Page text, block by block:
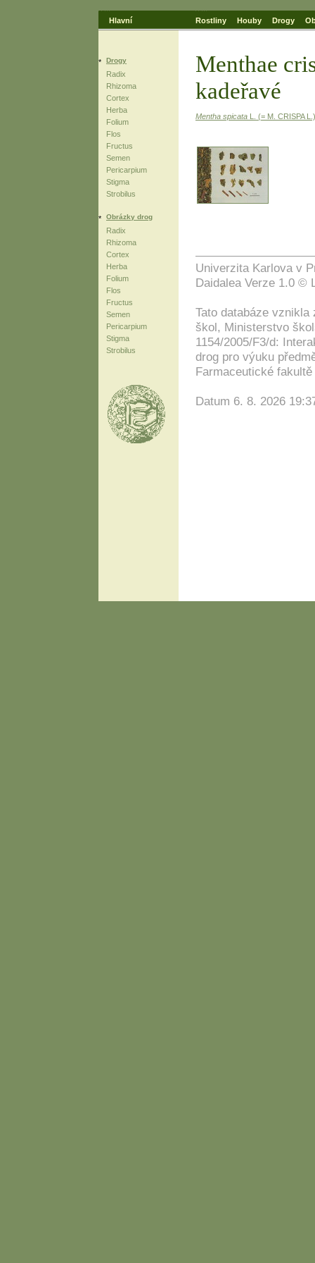
Hlavní Rostliny Houby Drogy
Drogy
Radix
Rhizoma
Cortex
Herba
Folium
Flos
Fructus
Semen
Pericarpium
Stigma
Strobilus
Obrázky drog
Radix
Rhizoma
Cortex
Herba
Folium
Flos
Fructus
Semen
Pericarpium
Stigma
Strobilus
Menthae
kadeřavé
Mentha spicata L. (= M. CRISPA L.)
Univerzita Karlova v
Daidalea Verze 1.0 ©
Tato databáze
škol, Ministerstvo
1154/2005/F3/d:
drog pro výuku
Farmaceutické
Datum 6. 8. 2026